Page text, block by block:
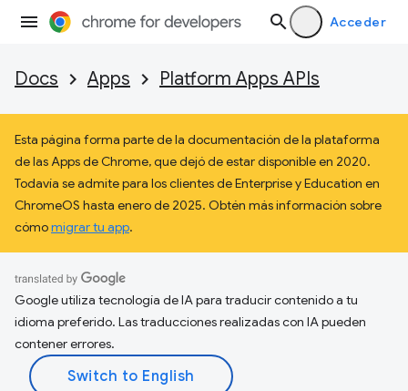
Acceder
Docs Apps Platform Apps APIs
Esta página forma parte de la documentación de la plataforma
de las Apps de Chrome, que dejó de estar disponible en 2020.
Todavía se admite para los clientes de Enterprise y Education en
ChromeOS hasta enero de 2025. Obtén más información sobre
cómomigrar tu app.
Google utiliza tecnología de IA para traducir contenido a tu
idioma preferido. Las traducciones realizadas con IA pueden
contener errores.